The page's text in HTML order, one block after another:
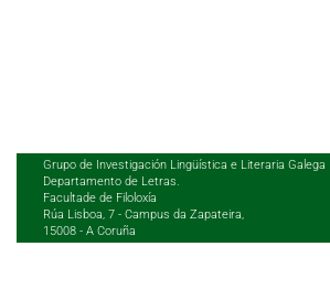
Grupo de Investigación Lingüística e Literaria Galega
Departamento de Letras.
Facultade de Filoloxía
Rúa Lisboa, 7 - Campus da Zapateira,
15008 - A Coruña